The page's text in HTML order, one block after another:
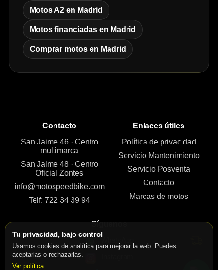
Tu privacidad, bajo control
Usamos cookies de analítica para mejorar la web. Puedes
aceptarlas o rechazarlas.
Ver política
Motos A2 en Madrid
Motos financiadas en Madrid
Comprar motos en Madrid
Contacto
San Jaime 46 · Centro
multimarca
San Jaime 48 · Centro
Oficial Zontes
info@motospeedbike.com
Telf: 722 34 39 94
Enlaces útiles
Política de privacidad
Servicio Mantenimiento
Servicio Posventa
Contacto
Marcas de motos
Síguenos